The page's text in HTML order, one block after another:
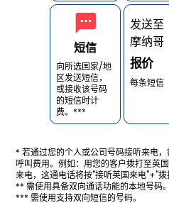
短信
向所选国家/地
区发送短信，
或接收该号码
的短信时计
费。***
发送至
摩纳哥
报价
每条短信
* 若通过您的个人或公司号码接听来电
呼叫费用。例如：用您的客户拨打至英
来电，这通电话将按"接听英国来电"+"
** 需使用具备双向通话功能的本地号码
*** 需使用支持双向短信的号码。